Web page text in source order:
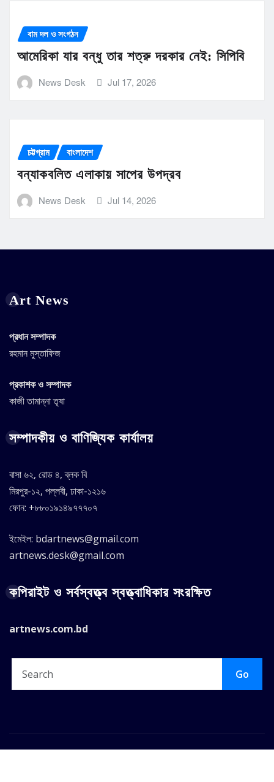
বাম দল ও সংগঠন
আমেরিকা যার বন্ধু তার শত্রু দরকার নেই: সিপিবি
News Desk Jul 17, 2026
চট্টগ্রাম বাংলাদেশ
বন্যাকবলিত এলাকায় সাপের উপদ্রব
News Desk Jul 14, 2026
Art News
প্রধান সম্পাদক
রহমান মুস্তাফিজ
প্রকাশক ও সম্পাদক
কাজী তামান্না তৃষা
সম্পাদকীয় ও বাণিজ্যিক কার্যালয়
বাসা ৬২, রোড ৪, ব্লক বি
মিরপুর-১২, পল্লবী, ঢাকা-১২১৬
ফোন: +৮৮০১৯১৪৯৭৭৭০৭
ইমেইল: bdartnews@gmail.com
artnews.desk@gmail.com
কপিরাইট ও সর্বস্বত্ত্ব স্বত্ত্বাধিকার সংরক্ষিত
artnews.com.bd
Go